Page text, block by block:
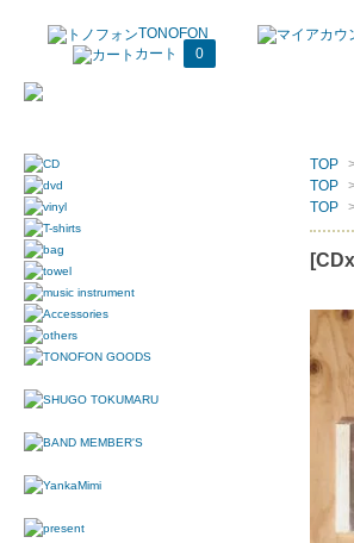
TONOFON
カート
0
TOP
TOP
TOP